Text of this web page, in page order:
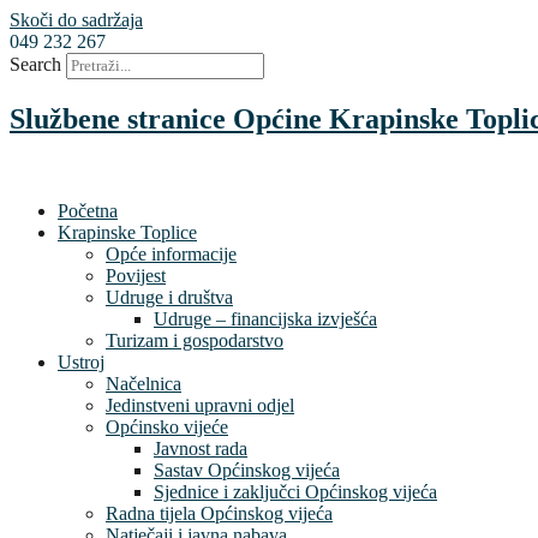
Skoči do sadržaja
049 232 267
Search
Službene stranice Općine Krapinske
Početna
Krapinske Toplice
Opće informacije
Povijest
Udruge i društva
Udruge – financijska izvješća
Turizam i gospodarstvo
Ustroj
Načelnica
Jedinstveni upravni odjel
Općinsko vijeće
Javnost rada
Sastav Općinskog vijeća
Sjednice i zaključci Općinskog vijeća
Radna tijela Općinskog vijeća